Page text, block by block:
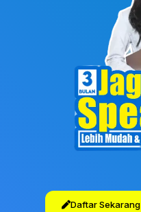
Daftar Sekarang